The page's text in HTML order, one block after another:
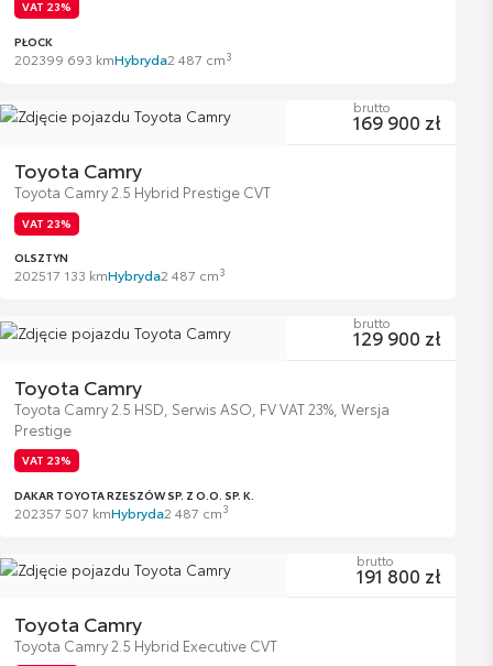
VAT 23%
PŁOCK
202399 693 kmHybryda2 487 cm3
Toyota Camry
Toyota Camry 2.5 Hybrid Prestige CVT
VAT 23%
OLSZTYN
202517 133 kmHybryda2 487 cm3
brutto
169 900 zł
Toyota Camry
Toyota Camry 2.5 HSD, Serwis ASO, FV VAT 23%, Wersja
Prestige
VAT 23%
DAKAR TOYOTA RZESZÓW SP. Z O.O. SP. K.
202357 507 kmHybryda2 487 cm3
brutto
129 900 zł
Toyota Camry
Toyota Camry 2.5 Hybrid Executive CVT
brutto
191 800 zł